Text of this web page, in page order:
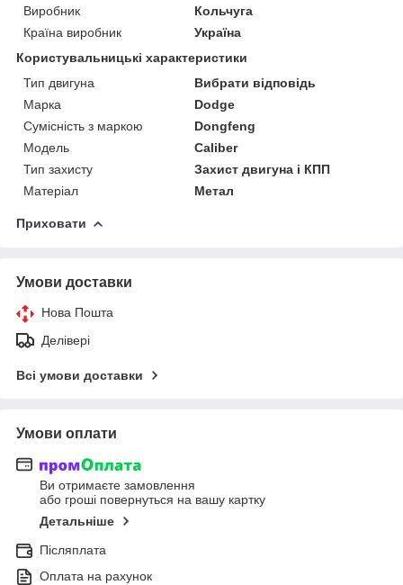
Виробник
Кольчуга
Країна виробник
Україна
Користувальницькі характеристики
Тип двигуна
Вибрати відповідь
Марка
Dodge
Сумісність з маркою
Dongfeng
Модель
Caliber
Тип захисту
Захист двигуна і КПП
Матеріал
Метал
Приховати
Умови доставки
Нова Пошта
Делівері
Всі умови доставки
Умови оплати
Ви отримаєте замовлення
або гроші повернуться на вашу картку
Детальніше
Післяплата
Оплата на рахунок